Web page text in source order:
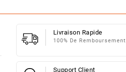
Livraison Rapide
100% De Remboursement
Support Client